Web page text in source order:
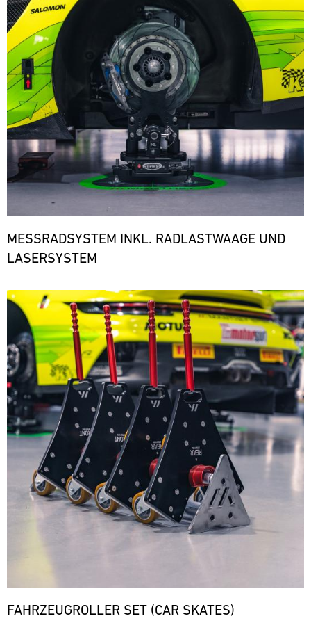
den
notwendigen
Ersatzteilen.
MESSRADSYSTEM INKL. RADLASTWAAGE UND
LASERSYSTEM
Bild
FAHRZEUGROLLER SET (CAR SKATES)